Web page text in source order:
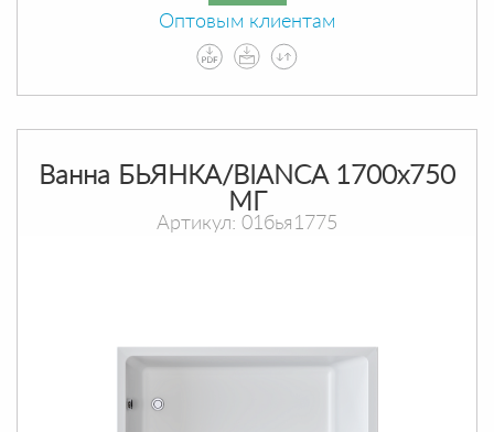
Оптовым клиентам
Ванна БЬЯНКА/BIANCA 1700х750
МГ
Артикул: 01бья1775